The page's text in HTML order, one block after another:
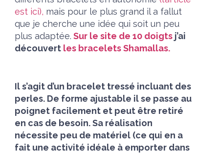
est ici), mais pour le plus grand il a fallut
que je cherche une idée qui soit un peu
plus adaptée. Sur le site de 10 doigts j’ai
découvert les bracelets Shamallas.
Il s’agit d’un bracelet tressé incluant des
perles. De forme ajustable il se passe au
poignet facilement et peut être retiré
en cas de besoin.Sa réalisation
nécessite peu de matériel (ce qui en a
fait une activité idéale à emporter dans